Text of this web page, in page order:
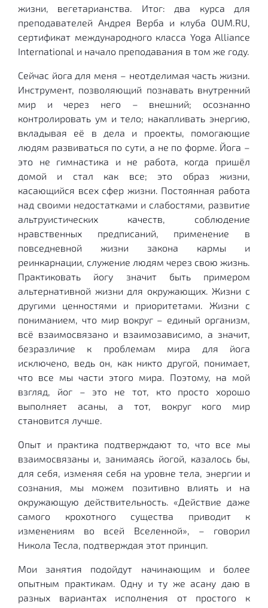
жизни, вегетарианства. Итог: два курса для
преподавателей Андрея Верба и клуба OUM.RU,
сертификат международного класса Yoga Alliance
International и начало преподавания в том же году.
Сейчас йога для меня – неотделимая часть жизни.
Инструмент, позволяющий познавать внутренний
мир и через него – внешний; осознанно
контролировать ум и тело; накапливать энергию,
вкладывая её в дела и проекты, помогающие
людям развиваться по сути, а не по форме. Йога –
это не гимнастика и не работа, когда пришёл
домой и стал как все; это образ жизни,
касающийся всех сфер жизни. Постоянная работа
над своими недостатками и слабостями, развитие
альтруистических качеств, соблюдение
нравственных предписаний, применение в
повседневной жизни закона кармы и
реинкарнации, служение людям через свою жизнь.
Практиковать йогу значит быть примером
альтернативной жизни для окружающих. Жизни с
другими ценностями и приоритетами. Жизни с
пониманием, что мир вокруг – единый организм,
всё взаимосвязано и взаимозависимо, а значит,
безразличие к проблемам мира для йога
исключено, ведь он, как никто другой, понимает,
что все мы части этого мира. Поэтому, на мой
взгляд, йог – это не тот, кто просто хорошо
выполняет асаны, а тот, вокруг кого мир
становится лучше.
Опыт и практика подтверждают то, что все мы
взаимосвязаны и, занимаясь йогой, казалось бы,
для себя, изменяя себя на уровне тела, энергии и
сознания, мы можем позитивно влиять и на
окружающую действительность. «Действие даже
самого крохотного существа приводит к
изменениям во всей Вселенной», – говорил
Никола Тесла, подтверждая этот принцип.
Мои занятия подойдут начинающим и более
опытным практикам. Одну и ту же асану даю в
разных вариантах исполнения от простого к